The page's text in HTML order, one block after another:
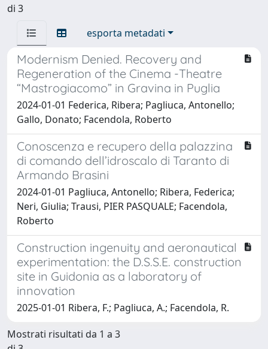
di 3
esporta metadati
Modernism Denied. Recovery and
Regeneration of the Cinema -Theatre
“Mastrogiacomo” in Gravina in Puglia
2024-01-01 Federica, Ribera; Pagliuca, Antonello;
Gallo, Donato; Facendola, Roberto
Conoscenza e recupero della palazzina
di comando dell’idroscalo di Taranto di
Armando Brasini
2024-01-01 Pagliuca, Antonello; Ribera, Federica;
Neri, Giulia; Trausi, PIER PASQUALE; Facendola,
Roberto
Construction ingenuity and aeronautical
experimentation: the D.S.S.E. construction
site in Guidonia as a laboratory of
innovation
2025-01-01 Ribera, F.; Pagliuca, A.; Facendola, R.
Mostrati risultati da 1 a 3